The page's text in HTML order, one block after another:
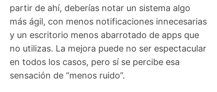
partir de ahí, deberías notar un sistema algo
más ágil, con menos notificaciones innecesarias
y un escritorio menos abarrotado de apps que
no utilizas. La mejora puede no ser espectacular
en todos los casos, pero sí se percibe esa
sensación de “menos ruido”.